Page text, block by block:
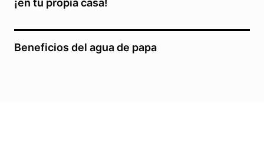
Beneficios del agua de papa